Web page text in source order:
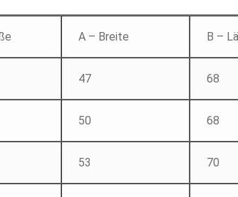
A – Breite B –
47 68
50 68
53 70